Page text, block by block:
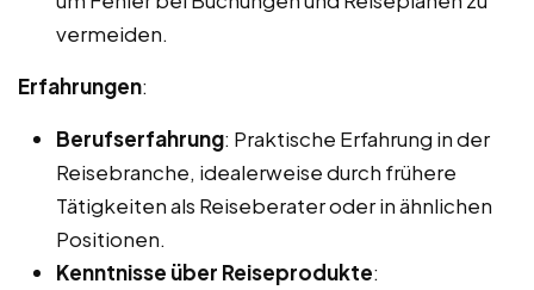
vermeiden.
Erfahrungen:
Berufserfahrung: Praktische Erfahrung in der
Reisebranche, idealerweise durch frühere
Tätigkeiten als Reiseberater oder in ähnlichen
Positionen.
Kenntnisse über Reiseprodukte: